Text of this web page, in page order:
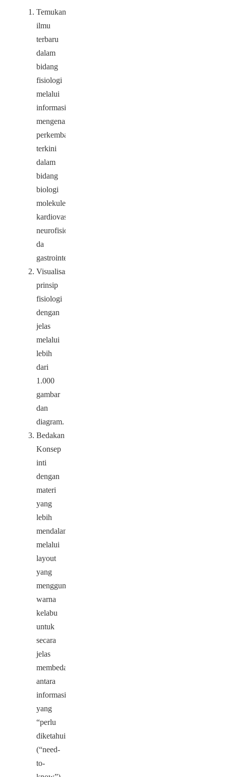
Temukan
ilmu
terbaru
dalam
bidang
fisiologi
melalui
informasi
mengenai
perkembangan
terkini
dalam
bidang
biologi
molekuler,
kardiovaskular,
neurofisiologi,
da
gastrointestinal.
Visualisasikan
prinsip
fisiologi
dengan
jelas
melalui
lebih
dari
1.000
gambar
dan
diagram.
Bedakan
Konsep
inti
dengan
materi
yang
lebih
mendalam
melalui
layout
yang
menggunakan
warna
kelabu
untuk
secara
jelas
membedakan
antara
informasi
yang
“perlu
diketahui”
(“need-
to-